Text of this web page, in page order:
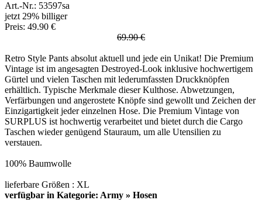
Art.-Nr.: 53597sa
jetzt 29% billiger
Preis: 49.90 €
69.90 €
Retro Style Pants absolut aktuell und jede ein Unikat! Die Premium
Vintage ist im angesagten Destroyed-Look inklusive hochwertigem
Gürtel und vielen Taschen mit lederumfassten Druckknöpfen
erhältlich. Typische Merkmale dieser Kulthose. Abwetzungen,
Verfärbungen und angerostete Knöpfe sind gewollt und Zeichen der
Einzigartigkeit jeder einzelnen Hose. Die Premium Vintage von
SURPLUS ist hochwertig verarbeitet und bietet durch die Cargo
Taschen wieder genügend Stauraum, um alle Utensilien zu
verstauen.
100% Baumwolle
lieferbare Größen : XL
verfügbar in Kategorie: Army » Hosen